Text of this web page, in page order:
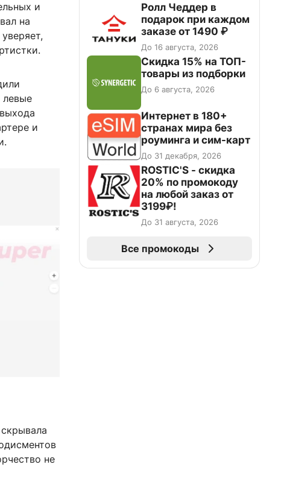
и
на
левые
и
не
Ролл Чеддер в
подарок при каждом
заказе от 1490 ₽
До 16 августа, 2026
Скидка 15% на ТОП-
товары из подборки
До 6 августа, 2026
Интернет в 180+
странах мира без
роуминга и сим-карт
До 31 декабря, 2026
ROSTIC'S - скидка
20% по промокоду
на любой заказ от
3199₽!
До 31 августа, 2026
Все промокоды